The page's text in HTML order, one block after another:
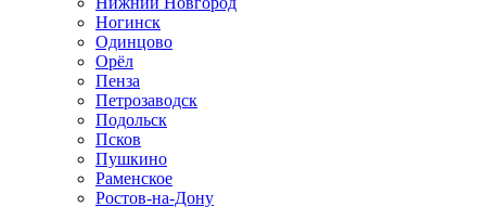
Ногинск
Одинцово
Орёл
Пенза
Петрозаводск
Подольск
Псков
Пушкино
Раменское
Ростов-на-Дону